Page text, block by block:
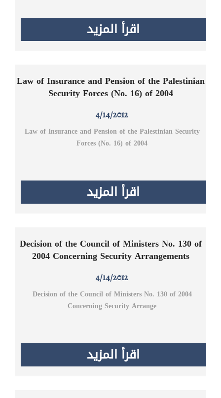
اقرأ المزيد
Law of Insurance and Pension of the Palestinian
Security Forces (No. 16) of 2004
4/14/2012
Law of Insurance and Pension of the Palestinian Security
Forces (No. 16) of 2004
اقرأ المزيد
Decision of the Council of Ministers No. 130 of
2004 Concerning Security Arrangements
4/14/2012
Decision of the Council of Ministers No. 130 of 2004
Concerning Security Arrange
اقرأ المزيد